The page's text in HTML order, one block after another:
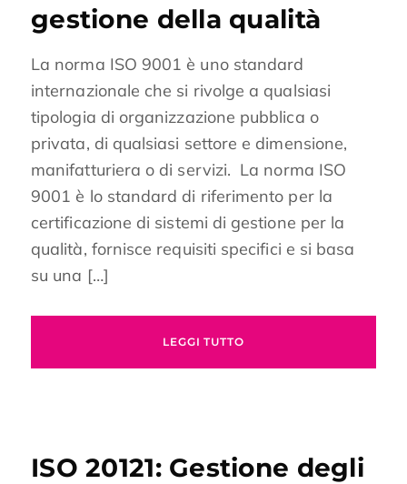
gestione della qualità
La norma ISO 9001 è uno standard
internazionale che si rivolge a qualsiasi
tipologia di organizzazione pubblica o
privata, di qualsiasi settore e dimensione,
manifatturiera o di servizi. La norma ISO
9001 è lo standard di riferimento per la
certificazione di sistemi di gestione per la
qualità, fornisce requisiti specifici e si basa
su una […]
LEGGI TUTTO
ISO 20121: Gestione degli